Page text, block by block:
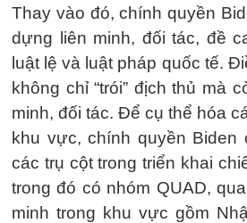
Thay vào đó, chính quyền
dựng liên minh, đối tác, đề
luật lệ và luật pháp quốc tế.
không chỉ “trói” địch thủ mà
minh, đối tác. Để cụ thể hóa
khu vực, chính quyền Biden
các trụ cột trong triển khai
trong đó có nhóm QUAD,
minh trong khu vực gồm